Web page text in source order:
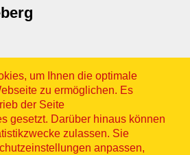
um Ihnen die optimale
zu ermöglichen. Es
der Seite
gesetzt. Darüber hinaus können
zulassen. Sie
anpassen,